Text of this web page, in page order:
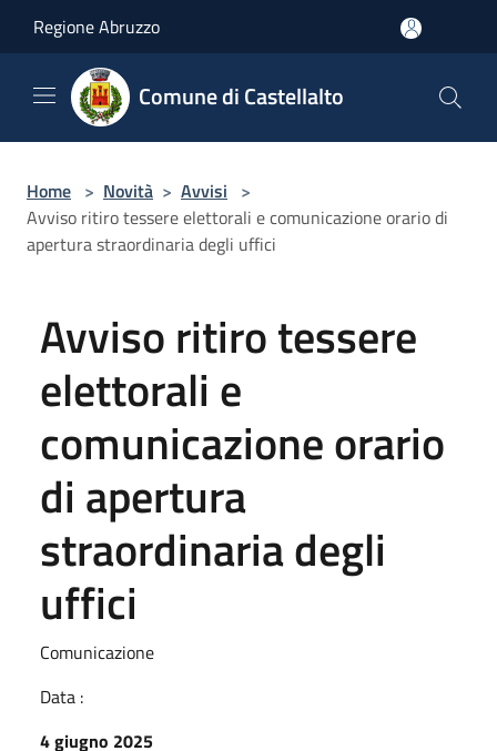
Regione Abruzzo
Comune di Castellalto
Home > Novità > Avvisi >
Avviso ritiro tessere elettorali e comunicazione orario di
apertura straordinaria degli uffici
Avviso ritiro tessere
elettorali e
comunicazione orario
di apertura
straordinaria degli
uffici
Comunicazione
Data :
4 giugno 2025